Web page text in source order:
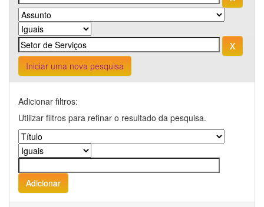
Iniciar uma nova pesquisa
Adicionar filtros:
Utilizar filtros para refinar o resultado da pesquisa.